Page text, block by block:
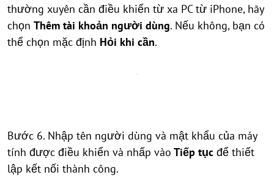
thường xuyên cần điều khiển từ xa PC từ iPhone, hãy
chọn Thêm tài khoản người dùng. Nếu không, bạn có
thể chọn mặc định Hỏi khi cần.
Bước 6. Nhập tên người dùng và mật khẩu của máy
tính được điều khiển và nhấp vào Tiếp tục để thiết
lập kết nối thành công.